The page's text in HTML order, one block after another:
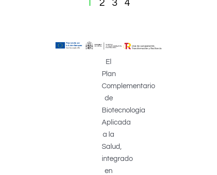
2 3 4
El
Plan
Complementario
de
Biotecnología
Aplicada
a la
Salud,
integrado
en